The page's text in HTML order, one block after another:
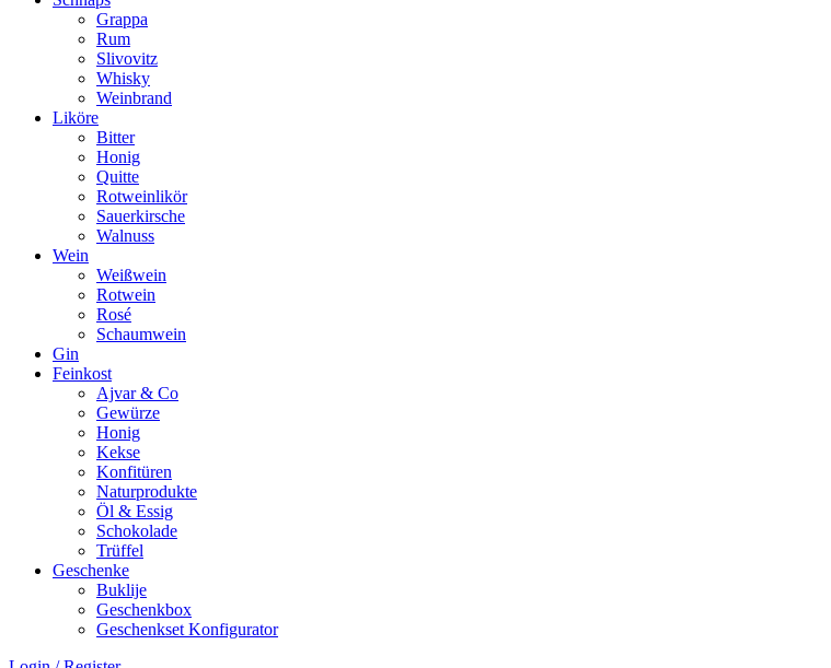
Grappa
Rum
Slivovitz
Whisky
Weinbrand
Liköre
Bitter
Honig
Quitte
Rotweinlikör
Sauerkirsche
Walnuss
Wein
Weißwein
Rotwein
Rosé
Schaumwein
Gin
Feinkost
Ajvar & Co
Gewürze
Honig
Kekse
Konfitüren
Naturprodukte
Öl & Essig
Schokolade
Trüffel
Geschenke
Buklije
Geschenkbox
Geschenkset Konfigurator